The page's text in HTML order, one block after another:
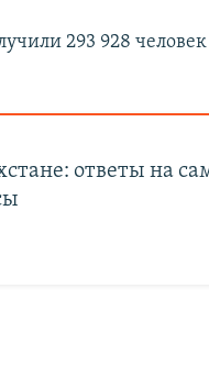
293 928
ответы на